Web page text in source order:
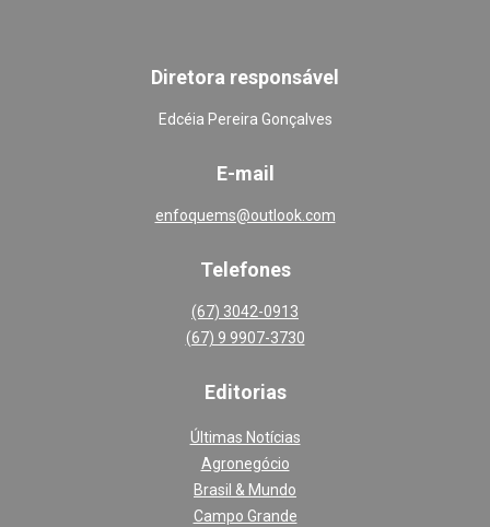
Diretora responsável
Edcéia Pereira Gonçalves
E-mail
enfoquems@outlook.com
Telefones
(67) 3042-0913
(67) 9 9907-3730
Editorias
Últimas Notícias
Agronegócio
Brasil & Mundo
Campo Grande